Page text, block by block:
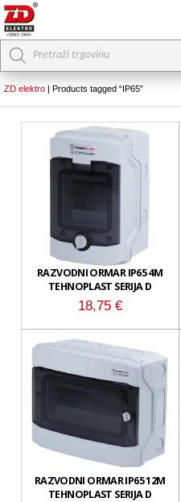
Products
search
ZD elektro | Products tagged “IP65”
RAZVODNI ORMAR IP65 4M
TEHNOPLAST SERIJA D
18,75 €
RAZVODNI ORMAR IP65 12M
TEHNOPLAST SERIJA D